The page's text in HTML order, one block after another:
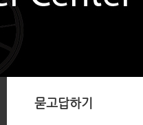
묻고답하기